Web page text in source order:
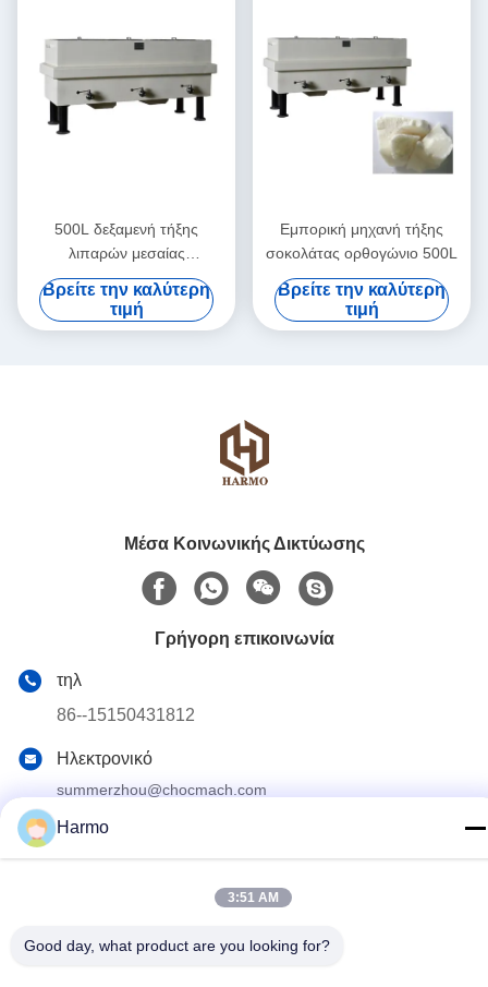
500L δεξαμενή τήξης
λιπαρών μεσαίας
χωρητικότητας βουτύρου
κακάο
Βρείτε την καλύτερη
τιμή
Εμπορική μηχανή τήξης
σοκολάτας ορθογώνιο 500L
Βρείτε την καλύτερη
τιμή
Μέσα Κοινωνικής Δικτύωσης
Γρήγορη επικοινωνία
τηλ
86--15150431812
Ηλεκτρονικό
summerzhou@chocmach.com
Διεύθυνση
5109# δρόμος Ανατολικής Λίμνης Τάι, Λινχού, περιοχή
Πολιτική απορρήτου|Sitemap
Harmo
3:51 AM
Good day, what product are you looking for?